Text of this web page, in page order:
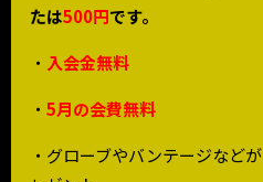
たは500円です。
・ 入会金無料
・5月の会費無料
・グローブやバンテージなどが